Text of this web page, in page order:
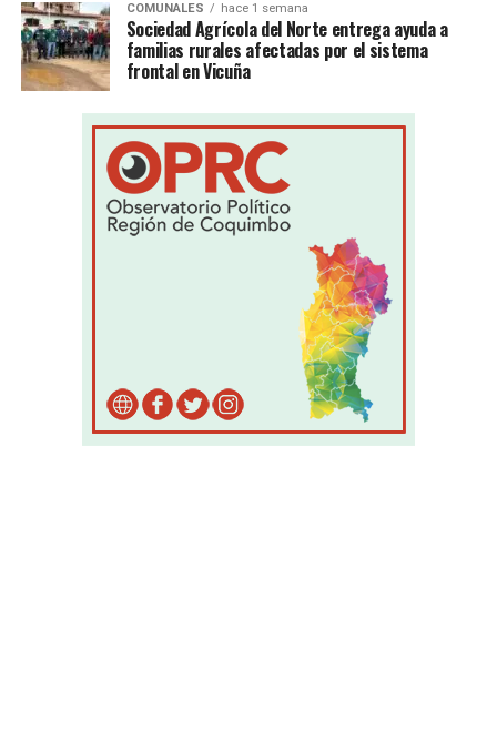
COMUNALES hace 1 semana
Sociedad Agrícola del Norte entrega ayuda a
familias rurales afectadas por el sistema
frontal en Vicuña